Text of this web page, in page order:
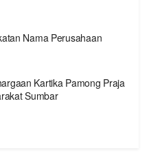
Nama Perusahaan
Kartika Pamong Praja
Sumbar